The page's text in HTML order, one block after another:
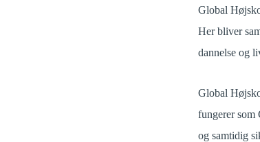
Global
Her bliver
dannelse og
Global
fungerer som
og samtidig